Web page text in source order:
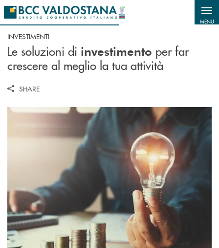
Salta al contenuto principale
MENU
INVESTIMENTI
Le soluzioni di investimento per far
crescere al meglio la tua attività
SHARE